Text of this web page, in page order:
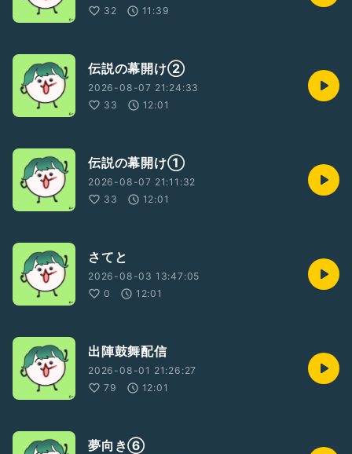
32
11:39
伝説の幕開け②
2026-08-07 21:24:33
33
12:01
伝説の幕開け①
2026-08-07 21:11:32
33
12:01
さてと
2026-08-03 13:47:05
0
12:01
出陣鼓舞配信
2026-08-01 21:26:27
79
12:01
夢向き⑥